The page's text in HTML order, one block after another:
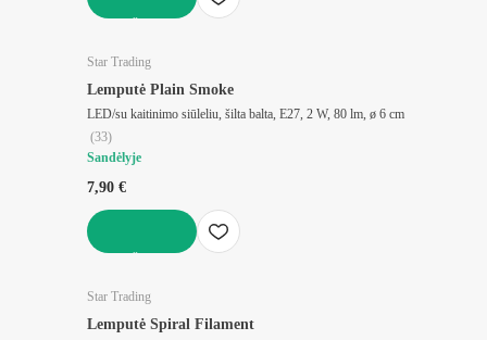
Star Trading
Lemputė Plain Smoke
LED/su kaitinimo siūleliu, šilta balta, E27, 2 W, 80 lm, ø 6 cm
(33)
Sandėlyje
7,90 €
Star Trading
Lemputė Spiral Filament